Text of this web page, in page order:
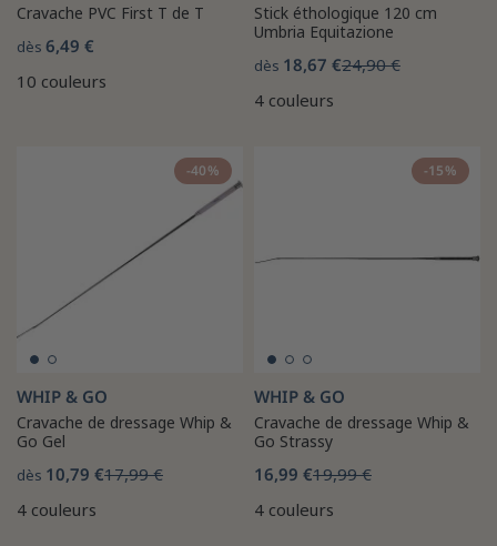
Cravache PVC First T de T
dès 6,49 €
10 couleurs
Stick éthologique 120 cm
Umbria Equitazione
dès 18,67 €24,90 €
4 couleurs
-40%
WHIP & GO
Cravache de dressage Whip &
Go Gel
dès 10,79 €17,99 €
4 couleurs
-15%
WHIP & GO
Cravache de dressage Whip &
Go Strassy
16,99 €19,99 €
4 couleurs